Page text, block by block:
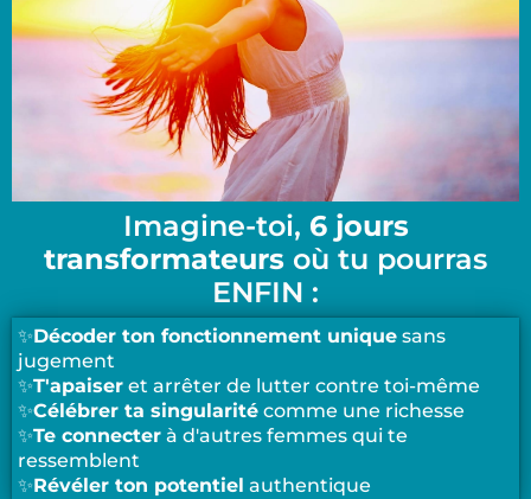
Imagine-toi, 6 jours
transformateurs où tu pourras
ENFIN :
✨Décoder ton fonctionnement unique sans
jugement
✨T'apaiser et arrêter de lutter contre toi-même
✨Célébrer ta singularité comme une richesse
✨Te connecter à d'autres femmes qui te
ressemblent
✨Révéler ton potentiel authentique